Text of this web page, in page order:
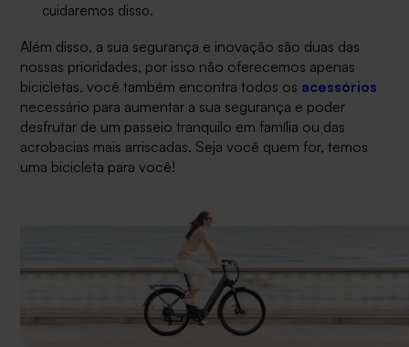
cuidaremos disso.
Além disso, a sua segurança e inovação são duas das
nossas prioridades, por isso não oferecemos apenas
bicicletas, você também encontra todos os acessórios
necessário para aumentar a sua segurança e poder
desfrutar de um passeio tranquilo em família ou das
acrobacias mais arriscadas. Seja você quem for, temos
uma bicicleta para você!